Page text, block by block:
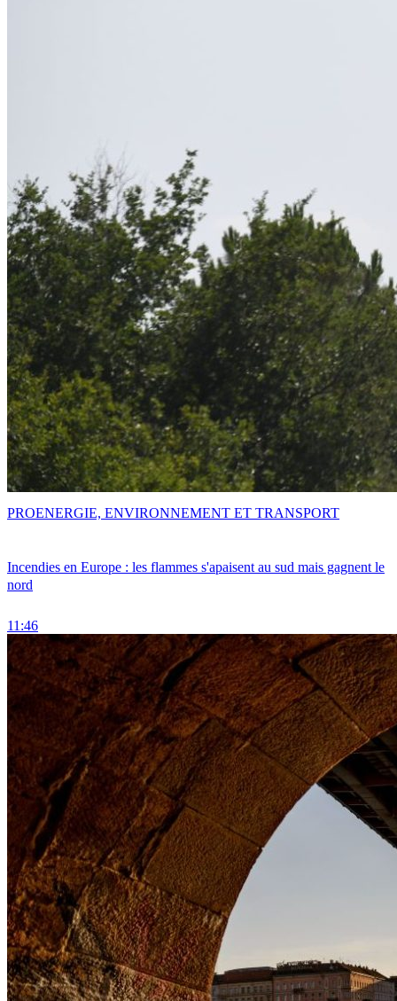
Incendies en Europe : les flammes s'apaisent au sud mais gagnent le
nord
11:46
PROENERGIE, ENVIRONNEMENT ET TRANSPORT